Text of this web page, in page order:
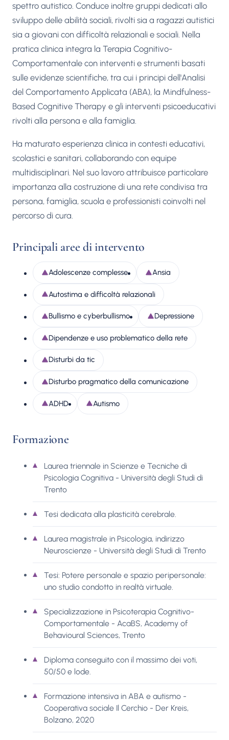
spettro autistico. Conduce inoltre gruppi dedicati allo
sviluppo delle abilità sociali, rivolti sia a ragazzi autistici
sia a giovani con difficoltà relazionali e sociali. Nella
pratica clinica integra la Terapia Cognitivo-
Comportamentale con interventi e strumenti basati
sulle evidenze scientifiche, tra cui i principi dell'Analisi
del Comportamento Applicata (ABA), la Mindfulness-
Based Cognitive Therapy e gli interventi psicoeducativi
rivolti alla persona e alla famiglia.
Ha maturato esperienza clinica in contesti educativi,
scolastici e sanitari, collaborando con equipe
multidisciplinari. Nel suo lavoro attribuisce particolare
importanza alla costruzione di una rete condivisa tra
persona, famiglia, scuola e professionisti coinvolti nel
percorso di cura.
Principali aree di intervento
Adolescenze complesse Ansia
Autostima e difficoltà relazionali
Bullismo e cyberbullismo Depressione
Dipendenze e uso problematico della rete
Disturbi da tic
Disturbo pragmatico della comunicazione
ADHD Autismo
Formazione
Laurea triennale in Scienze e Tecniche di
Psicologia Cognitiva - Università degli Studi di
Trento
Tesi dedicata alla plasticità cerebrale.
Laurea magistrale in Psicologia, indirizzo
Neuroscienze - Università degli Studi di Trento
Tesi: Potere personale e spazio peripersonale:
uno studio condotto in realtà virtuale.
Specializzazione in Psicoterapia Cognitivo-
Comportamentale - AcaBS, Academy of
Behavioural Sciences, Trento
Diploma conseguito con il massimo dei voti,
50/50 e lode.
Formazione intensiva in ABA e autismo -
Cooperativa sociale Il Cerchio - Der Kreis,
Bolzano, 2020